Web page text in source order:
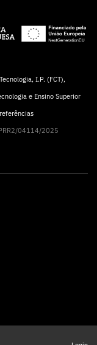
I.P. (FCT),
e Ensino Superior
04114/2025